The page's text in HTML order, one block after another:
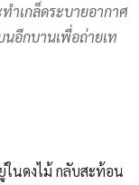
ำเกล็ดระบายอากาศ
อีกบานเพื่อถ่ายเท
นดงไม้ กลับสะท้อน